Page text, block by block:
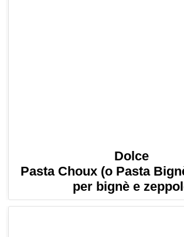
Dolce
Pasta Choux (o Pasta
per bignè e